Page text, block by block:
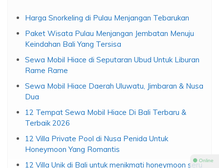
Harga Snorkeling di Pulau Menjangan Tebarukan
Paket Wisata Pulau Menjangan Jembatan Menuju
Keindahan Bali Yang Tersisa
Sewa Mobil Hiace di Seputaran Ubud Untuk Liburan
Rame Rame
Sewa Mobil Hiace Daerah Uluwatu, Jimbaran & Nusa
Dua
12 Tempat Sewa Mobil Hiace Di Bali Terbaru &
Terbaik 2026
12 Villa Private Pool di Nusa Penida Untuk
Honeymoon Yang Romantis
12 Villa Unik di Bali untuk menikmati honeymoon seru⚫ Online